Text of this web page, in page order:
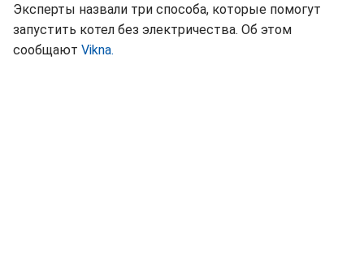
Эксперты назвали три способа, которые помогут
запустить котел без электричества. Об этом
сообщают Vikna.